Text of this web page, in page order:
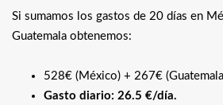
Si sumamos los gastos de 20 días en
Guatemala obtenemos:
528€ (México) + 267€
Gasto diario: 26.5 €/día.